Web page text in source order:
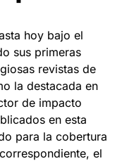
hoy bajo el
sus primeras
revistas de
la destacada en
de impacto
en esta
para la cobertura
el